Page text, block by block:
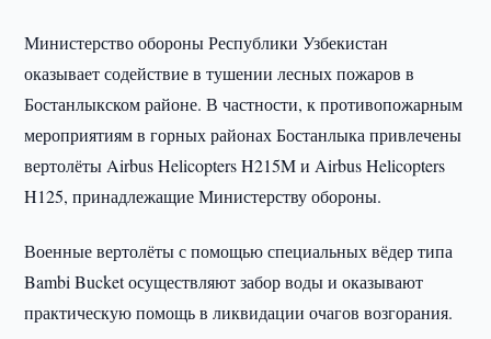
Министерство обороны Республики Узбекистан
оказывает содействие в тушении лесных пожаров в
Бостанлыкском районе. В частности, к противопожарным
мероприятиям в горных районах Бостанлыка привлечены
вертолёты Airbus Helicopters H215M и Airbus Helicopters
H125, принадлежащие Министерству обороны.
Военные вертолёты с помощью специальных вёдер типа
Bambi Bucket осуществляют забор воды и оказывают
практическую помощь в ликвидации очагов возгорания.